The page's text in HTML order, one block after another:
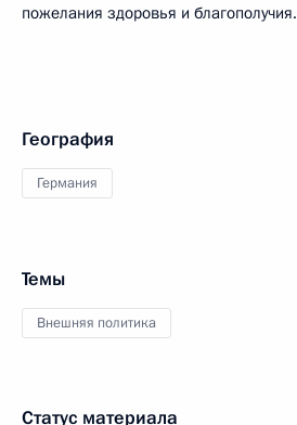
пожелания здоровья и благополучия.
География
Германия
Темы
Внешняя политика
Статус материала